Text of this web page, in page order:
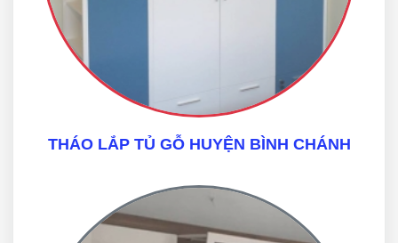
THÁO LẮP TỦ GỖ HUYỆN BÌNH CHÁNH